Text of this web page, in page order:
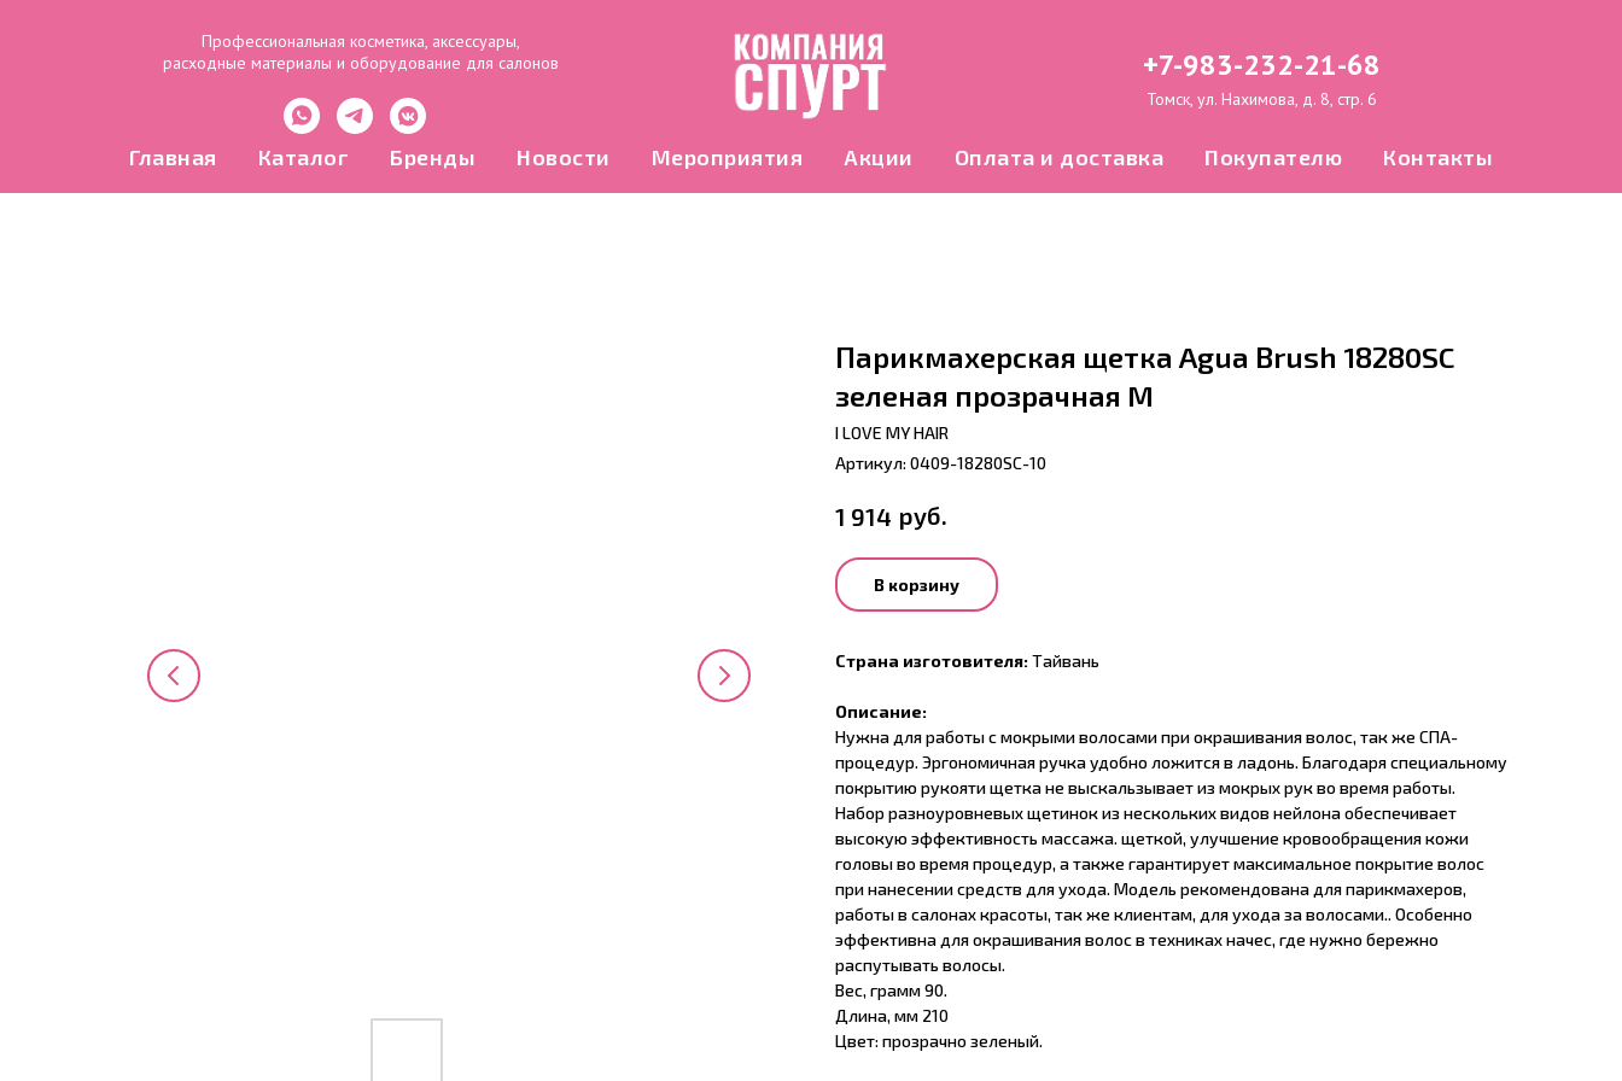
Профессиональная косметика, аксессуары,
расходные материалы и оборудование для салонов
+7-983-232-21-68
Томск, ул. Нахимова, д. 8, стр. 6
Главная Каталог Бренды Новости Мероприятия Акции Оплата и доставка Покупателю Контакты
Парикмахерская щетка Agua Brush 18280SC
зеленая прозрачная M
I LOVE MY HAIR
Артикул: 0409-18280SC-10
1 914 руб.
В корзину
Страна изготовителя:Тайвань
Описание:
Нужна для работы с мокрыми волосами при окрашивания волос, так же СПА-
процедур. Эргономичная ручка удобно ложится в ладонь. Благодаря специальному
покрытию рукояти щетка не выскальзывает из мокрых рук во время работы.
Набор разноуровневых щетинок из нескольких видов нейлона обеспечивает
высокую эффективность массажа. щеткой, улучшение кровообращения кожи
головы во время процедур, а также гарантирует максимальное покрытие волос
при нанесении средств для ухода. Модель рекомендована для парикмахеров,
работы в салонах красоты, так же клиентам, для ухода за волосами.. Особенно
эффективна для окрашивания волос в техниках начес, где нужно бережно
распутывать волосы.
Вес, грамм 90.
Длина, мм 210
Цвет: прозрачно зеленый.